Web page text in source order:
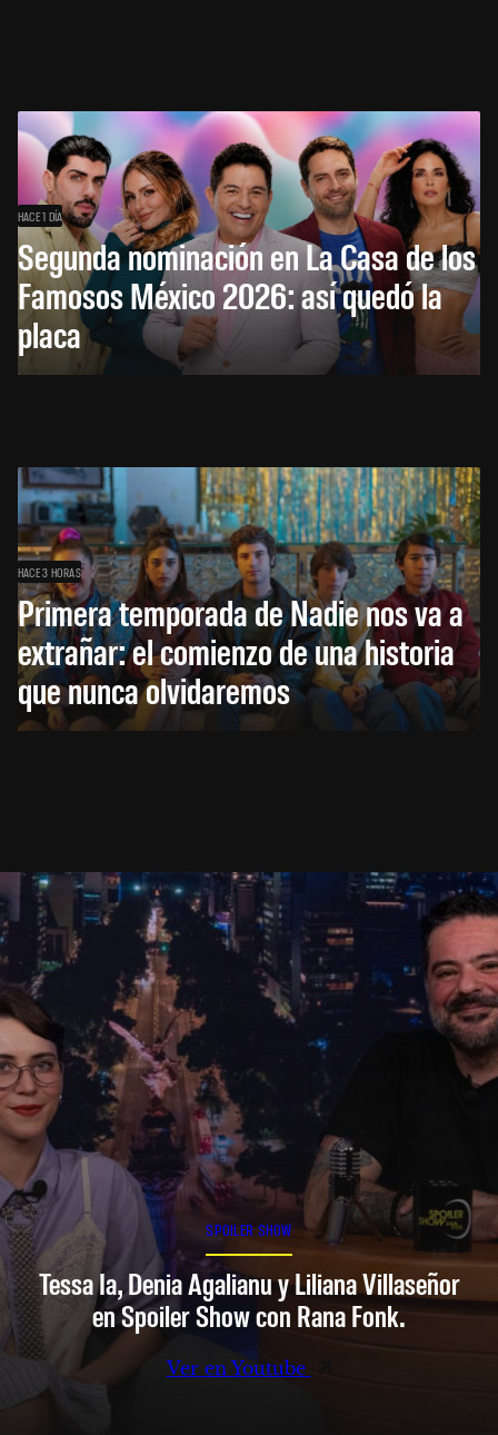
HACE 1 DÍA
Segunda nominación en La Casa de los
Famosos México 2026: así quedó la
placa
HACE 3 HORAS
Primera temporada de Nadie nos va a
extrañar: el comienzo de una historia
que nunca olvidaremos
SPOILER SHOW
Tessa Ia, Denia Agalianu y Liliana Villaseñor
en Spoiler Show con Rana Fonk.
Ver en Youtube